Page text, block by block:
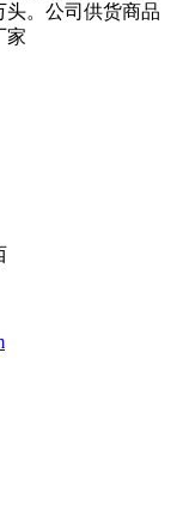
头。公司供货商品
家